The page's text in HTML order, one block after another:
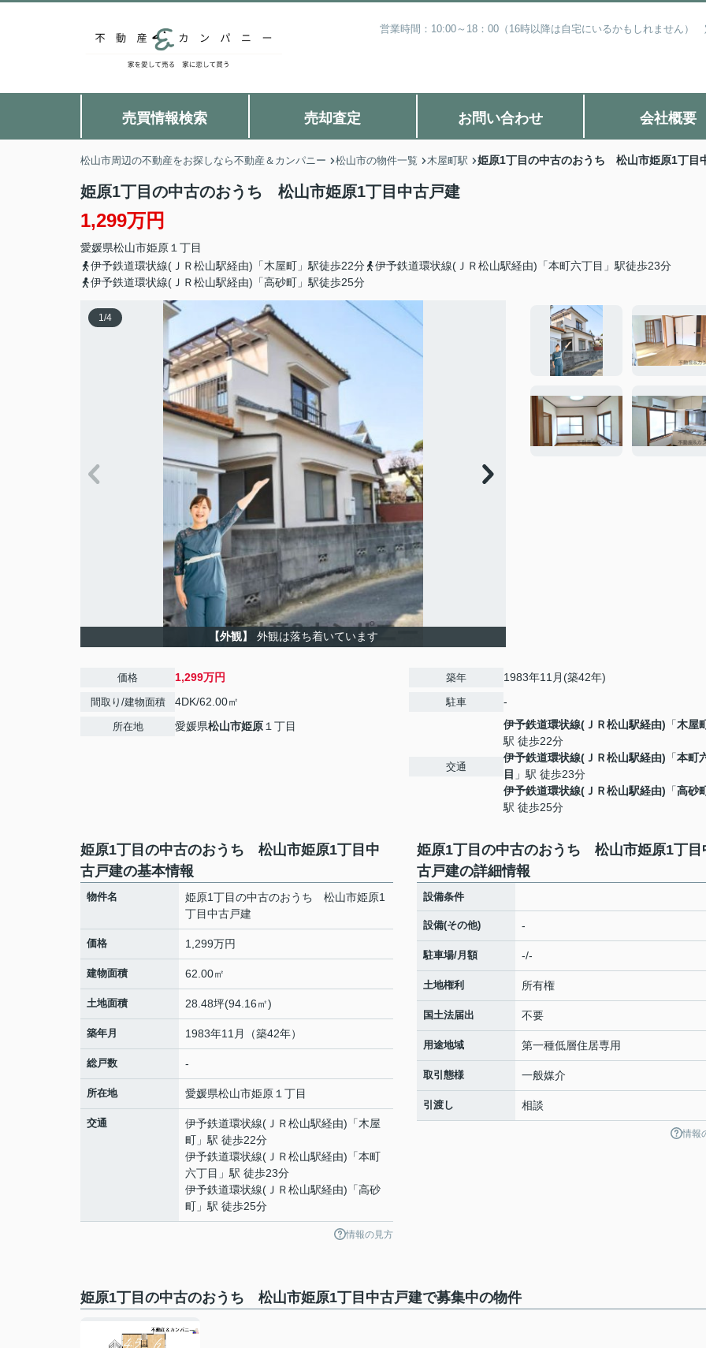
営業時間：10:00～18：00（16時以降は自宅にいるかもしれません）
売買情報検索 売却査定 お問い合わせ 会社概要
松山市周辺の不動産をお探しなら不動産＆カンパニー 松山市の物件一覧 木屋町駅 姫原1丁目の中古のおうち 松山市姫原1丁目
姫原1丁目の中古のおうち 松山市姫原1丁目中古戸建
1,299万円
愛媛県松山市姫原 １丁目
伊予鉄道環状線(ＪＲ松山駅経由)「木屋町」駅徒歩22分
伊予鉄道環状線(ＪＲ松山駅経由)「本町六丁目」駅徒歩23分
伊予鉄道環状線(ＪＲ松山駅経由)「高砂町」駅徒歩25分
1/4
【外観】 外観は落ち着いています
価格 1,299万円
間取り/建物面積 4DK/62.00㎡
所在地 愛媛県松山市姫原 １丁目
築年 1983年11月(築42年)
駐車 -
交通
伊予鉄道環状線(ＪＲ松山駅経由) 「木屋
駅 徒歩22分
伊予鉄道環状線(ＪＲ松山駅経由) 「本町
目 」駅 徒歩23分
伊予鉄道環状線(ＪＲ松山駅経由) 「高砂
駅 徒歩25分
姫原1丁目の中古のおうち 松山市姫原1丁目中
古戸建の基本情報
物件名
姫原1丁目の中古のおうち 松山市姫原1
丁目中古戸建
価格 1,299万円
建物面積 62.00㎡
土地面積 28.48坪(94.16㎡)
築年月 1983年11月（築42年）
総戸数 -
所在地 愛媛県松山市姫原 １丁目
交通 伊予鉄道環状線(ＪＲ松山駅経由) 「木屋
町 」駅 徒歩22分
伊予鉄道環状線(ＪＲ松山駅経由) 「本町
六丁目 」駅 徒歩23分
伊予鉄道環状線(ＪＲ松山駅経由) 「高砂
町 」駅 徒歩25分
情報の見方
姫原1丁目の中古のおうち 松山市姫原1丁目
古戸建の詳細情報
設備条件
設備(その他) -
駐車場/月額 -/-
土地権利 所有権
国土法届出 不要
用途地域 第一種低層住居専用
取引態様 一般媒介
引渡し 相談
情報
姫原1丁目の中古のおうち 松山市姫原1丁目中古戸建で募集中の物件